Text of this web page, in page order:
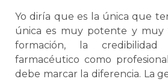
Yo diría que es la única que
única es muy potente y muy
formación, la credibilidad
farmacéutico como
debe marcar la diferencia. La